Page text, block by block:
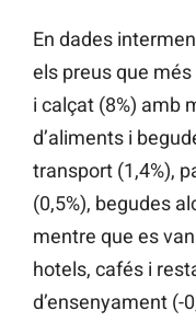
En dades
els preus que
i calçat (8%) amb
d’aliments i
transport (1,4%),
(0,5%), begudes
mentre que es
hotels, cafés i
d’ensenyament (-